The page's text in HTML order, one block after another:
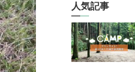
人気記事